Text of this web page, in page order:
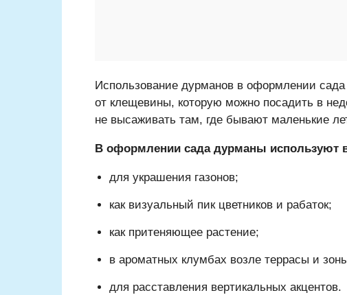
Использование дурманов в оформлении
от клещевины, которую можно посадить в
не высаживать там, где бывают маленькие
В оформлении сада дурманы используют в
для украшения газонов;
как визуальный пик цветников и рабаток;
как притеняющее растение;
в ароматных клумбах возле террасы и
для расставления вертикальных акцентов.